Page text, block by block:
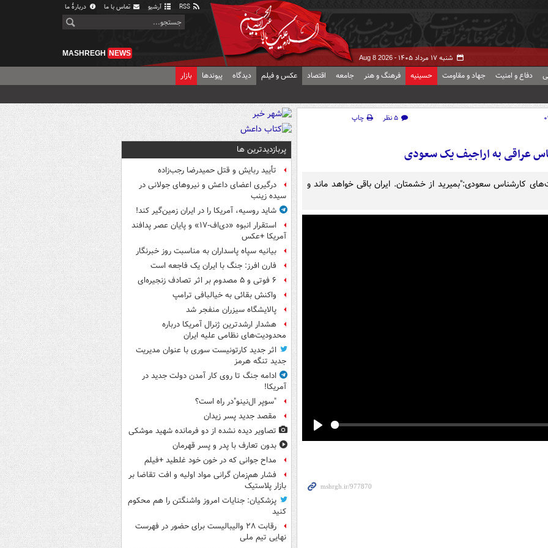
آرشیو تماس با ما دربارهٔ ما
شنبه ۱۷ مرداد ۱۴۰۵ - Aug 8 2026
MASHREGH NEWS
دفاع و امنیت جهاد و مقاومت حسینیه فرهنگ و هنر جامعه اقتصاد عکس و فیلم دیدگاه پیوندها بازار
۵ نظر
چاپ
عراقی به اراجیف یک سعودی
کارشناس سعودی:"بمیرید از خشمتان. ایران باقی خواهد ماند و
پربازدیدترین ها
تأیید ربایش و قتل حمیدرضا رجب‌زاده
درگیری اعضای داعش و نیروهای جولانی در
سیده زینب
شاید روسیه، آمریکا را در ایران زمین‌گیر کند!
استقرار انبوه «دی‌اف‑۱۷» و پایان عصر پدافند
آمریکا +عکس
بیانیه سپاه پاسداران به مناسبت روز خبرنگار
فارن افرز: جنگ با ایران یک فاجعه است
۶ فوتی و ۵ مصدوم بر اثر تصادف زنجیره‌ای
واکنش بقائی به خیالبافی ترامپ
پالایشگاه سیزران منفجر شد
هشدار ارشدترین ژنرال آمریکا درباره
محدودیت‌های نظامی علیه ایران
اثر جدید کارتونیست سوری با عنوان مدیریت
جدید تنگه هرمز
ادامه جنگ تا روی کار آمدن دولت جدید در
آمریکا!
"سوپر ال‌نینو"در راه است؟
مقصد جدید پسر زیدان
تصاویر دیده‌ نشده از دو فرمانده شهید موشکی
بدون تعارف با پدر و پسر قهرمان
مداح جوانی که در خون خود غلطید +فیلم
فشار هم‌زمان گرانی مواد اولیه و افت تقاضا بر
بازار پلاستیک
پزشکیان: جنایات امروز واشنگتن را هم محکوم
کنید
رقابت ۲۸ والیبالیست برای حضور در فهرست
نهایی تیم ملی